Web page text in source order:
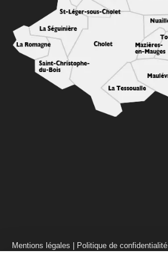
Mentions légales Politique de confidentialité